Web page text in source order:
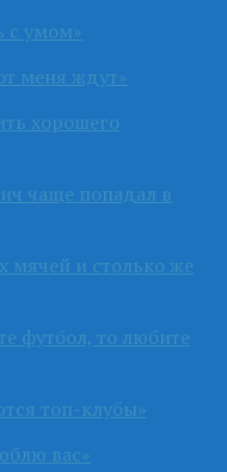
с умом»
меня ждут»
хорошего
чаще попадал в
мячей и столько же
футбол, то любите
топ-клубы»
вас»